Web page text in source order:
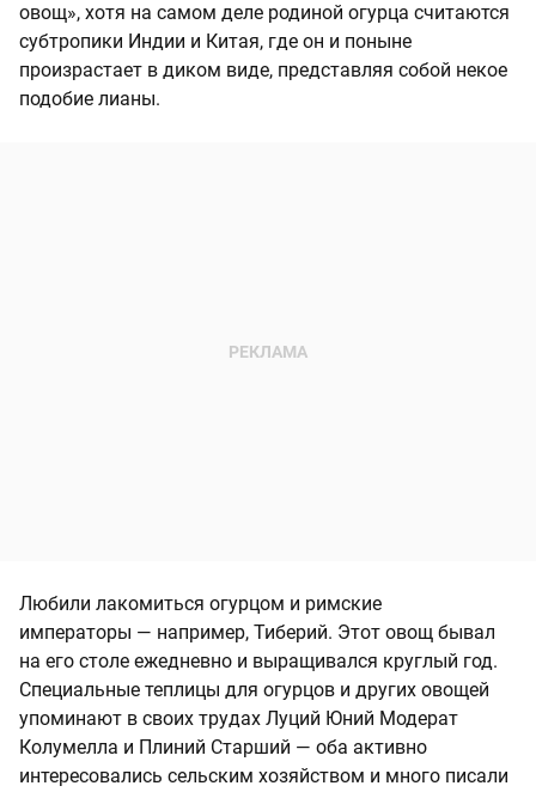
овощ», хотя на самом деле родиной огурца считаются
субтропики Индии и Китая, где он и поныне
произрастает в диком виде, представляя собой некое
подобие лианы.
Любили лакомиться огурцом и римские
императоры — например, Тиберий. Этот овощ бывал
на его столе ежедневно и выращивался круглый год.
Специальные теплицы для огурцов и других овощей
упоминают в своих трудах Луций Юний Модерат
Колумелла и Плиний Старший — оба активно
интересовались сельским хозяйством и много писали